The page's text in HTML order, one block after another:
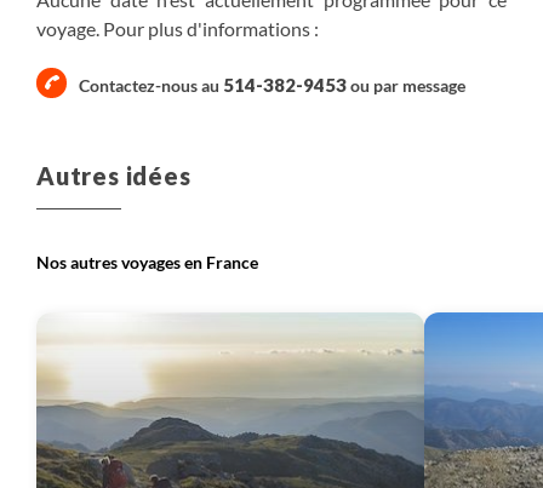
Petit-déjeuner, Déjeuner, Diner
600 m
12 km
voyage. Pour plus d'informations :
Contactez-nous au 514-382-9453ou par message
Autres idées
Nos autres voyages en France